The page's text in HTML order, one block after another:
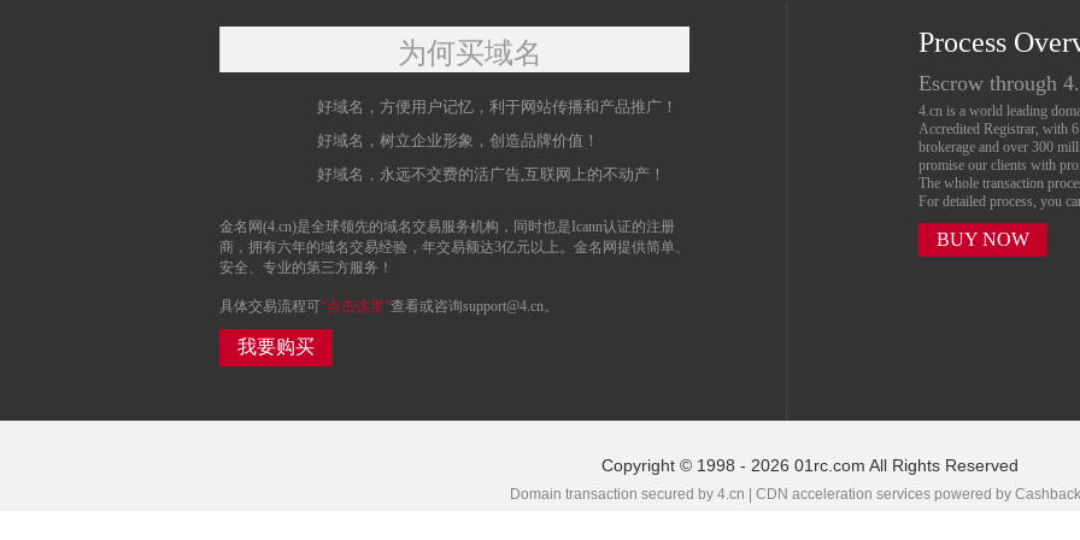
为何买域名
好域名，方便用户记忆，利于网站传播和产品推广！
好域名，树立企业形象，创造品牌价值！
好域名，永远不交费的活广告,互联网上的不动产！
金名网(4.cn)是全球领先的域名交易服务机构，同时也是Icann认证的注册
商，拥有六年的域名交易经验，年交易额达3亿元以上。金名网提供简单、
安全、专业的第三方服务！
具体交易流程可“点击这里”查看或咨询support@4.cn。
我要购买
Process
Escrow through
4.cn is a world leading
Accredited Registrar, with
brokerage and over 300
promise our clients with
The whole transaction
For detailed process, you
BUY NOW
Copyright © 1998 - 2026 01rc.com All Rights Reserved
Domain transaction secured by 4.cn | CDN acceleration services powered by Cashback